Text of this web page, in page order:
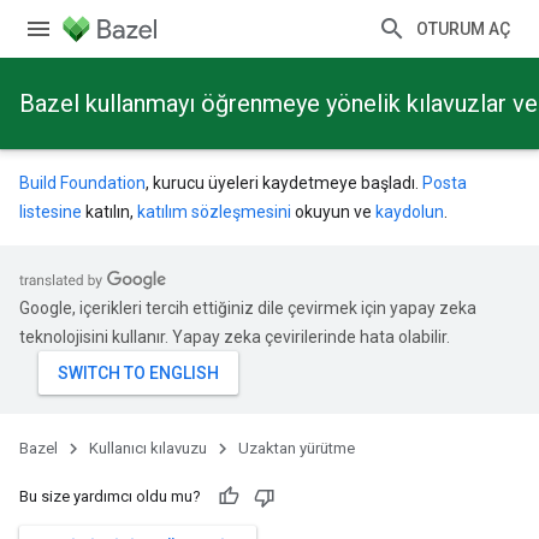
OTURUM AÇ
Bazel kullanmayı öğrenmeye yönelik kılavuzlar
Build Foundation, kurucu üyeleri kaydetmeye başladı. Posta
listesine katılın, katılım sözleşmesini okuyun ve kaydolun
Google, içerikleri tercih ettiğiniz dile çevirmek için yapay zeka
teknolojisini kullanır. Yapay zeka çevirilerinde hata olabilir.
Bazel Kullanıcı kılavuzu Uzaktan yürütme
Bu size yardımcı oldu mu?